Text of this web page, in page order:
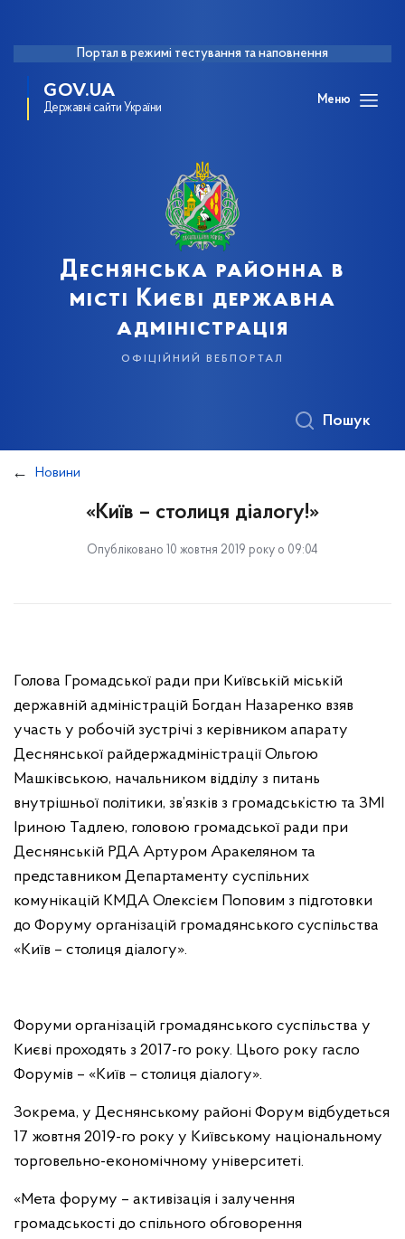
Портал в режимі тестування та наповнення
GOV.UA
Державні сайти України
Меню
Деснянська районна в
місті Києві державна
адміністрація
офіційний вебпортал
Пошук
Новини
«Київ – столиця діалогу!»
Опубліковано 10 жовтня 2019 року о 09:04
Голова Громадської ради при Київській міській
державній адміністрацій Богдан Назаренко взяв
участь у робочій зустрічі з керівником апарату
Деснянської райдержадміністрації Ольгою
Машківською, начальником відділу з питань
внутрішньої політики, зв’язків з громадськістю та ЗМІ
Іриною Тадлею, головою громадської ради при
Деснянській РДА Артуром Аракеляном та
представником Департаменту суспільних
комунікацій КМДА Олексієм Поповим з підготовки
до Форуму організацій громадянського суспільства
«Київ – столиця діалогу».
Форуми організацій громадянського суспільства у
Києві проходять з 2017-го року. Цього року гасло
Форумів – «Київ – столиця діалогу».
Зокрема, у Деснянському районі Форум відбудеться
17 жовтня 2019-го року у Київському національному
торговельно-економічному університеті.
«Мета форуму – активізація і залучення
громадськості до спільного обговорення